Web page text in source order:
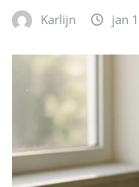
Karlijn jan